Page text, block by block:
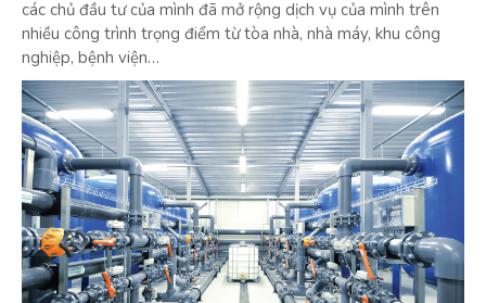
các chủ đầu tư của mình đã mở rộng dịch vụ của mình trên
nhiều công trình trọng điểm từ tòa nhà, nhà máy, khu công
nghiệp, bệnh viện…